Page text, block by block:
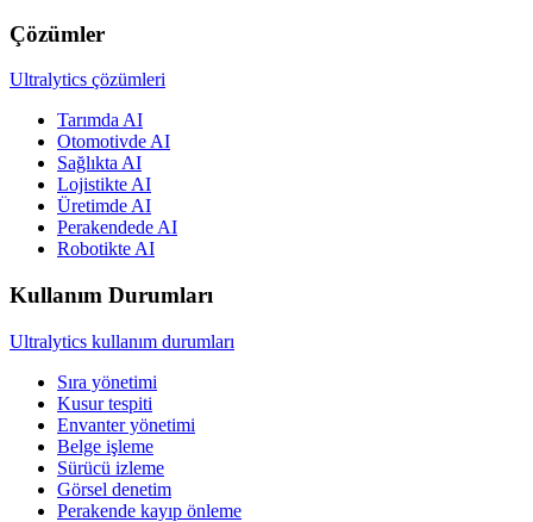
Çözümler
Ultralytics çözümleri
Tarımda AI
Otomotivde AI
Sağlıkta AI
Lojistikte AI
Üretimde AI
Perakendede AI
Robotikte AI
Kullanım Durumları
Ultralytics kullanım durumları
Sıra yönetimi
Kusur tespiti
Envanter yönetimi
Belge işleme
Sürücü izleme
Görsel denetim
Perakende kayıp önleme